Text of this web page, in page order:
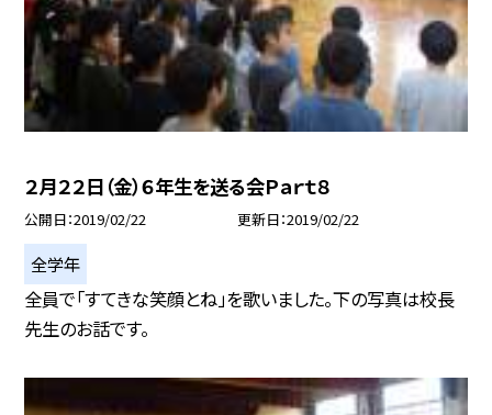
２月２２日（金）６年生を送る会Ｐａｒｔ８
公開日 2019/02/22 更新日 2019/02/22
全学年
全員で「すてきな笑顔とね」を歌いました。下の写真は校長
先生のお話です。